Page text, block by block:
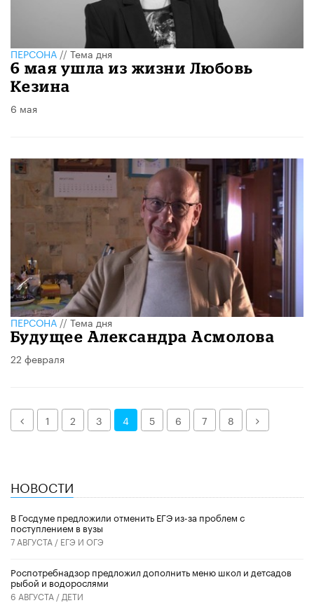
ПЕРСОНА//Тема дня
​6 мая ушла из жизни Любовь
Кезина
6 мая
ПЕРСОНА//Тема дня
Будущее Александра Асмолова
22 февраля
Назад1 2 3 4 5 6 7 8 Далее
НОВОСТИ
В Госдуме предложили отменить ЕГЭ из-за проблем с
поступлением в вузы
7 АВГУСТА / ЕГЭ И ОГЭ
Роспотребнадзор предложил дополнить меню школ и детсадов
рыбой и водорослями
6 АВГУСТА / ДЕТИ